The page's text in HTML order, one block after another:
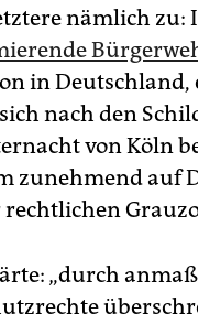
nämlich zu:
in
nach den
von Köln
zunehmend auf
„durch